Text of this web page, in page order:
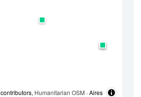
contributors, Humanitarian OSM · Aires